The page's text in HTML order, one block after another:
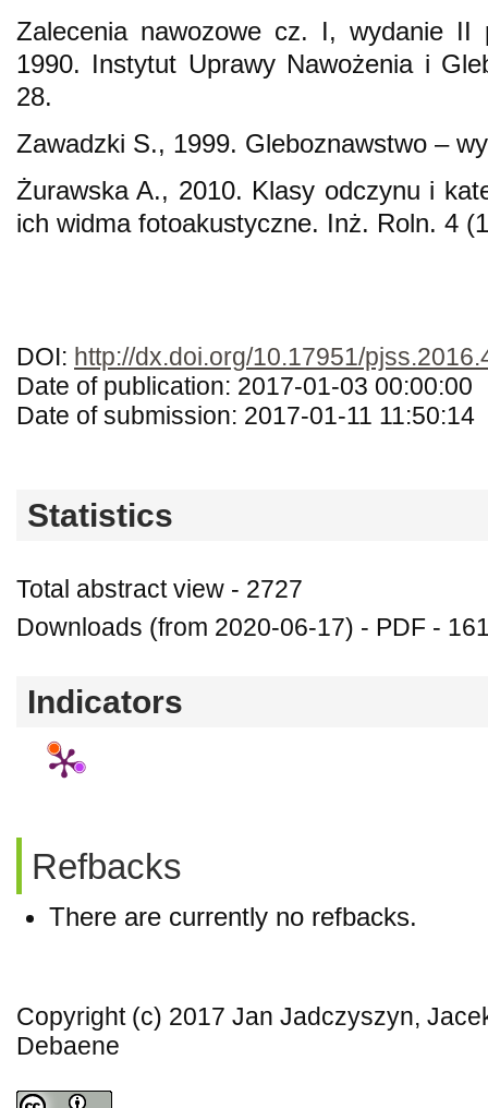
Zalecenia nawozowe cz. I, wydanie II
1990. Instytut Uprawy Nawożenia i
28.
Zawadzki S., 1999. Gleboznawstwo –
Żurawska A., 2010. Klasy odczynu i
ich widma fotoakustyczne. Inż. Roln. 4
DOI: http://dx.doi.org/10.17951/
Date of publication: 2017-01-03 00:00:00
Date of submission: 2017-01-11 11:50:14
Statistics
Total abstract view - 2727
Downloads (from 2020-06-17) - PDF -
Indicators
Refbacks
There are currently no refbacks.
Copyright (c) 2017 Jan Jadczyszyn,
Debaene